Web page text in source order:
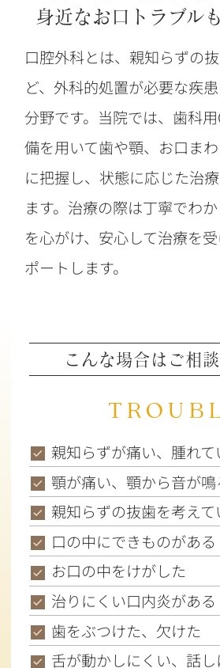
身近なお口トラブル
口腔外科とは、親知らずの
ど、外科的処置が必要な疾
分野です。当院では、歯科
備を用いて歯や顎、お口ま
に把握し、状態に応じた治
ます。治療の際は丁寧でわ
を心がけ、安心して治療を
ポートします。
こんな場合はご相
親知らずが痛い、腫れて
顎が痛い、顎から音が鳴
親知らずの抜歯を考えて
口の中にできものがある
お口の中をけがした
治りにくい口内炎がある
歯をぶつけた、欠けた
舌が動かしにくい、話